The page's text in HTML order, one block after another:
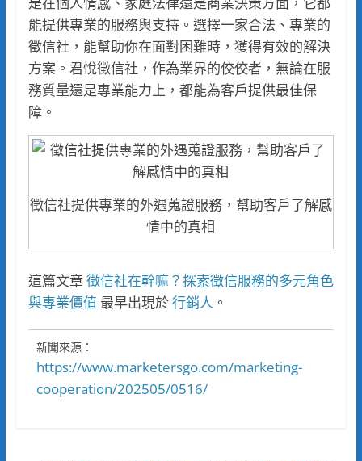
能提供專業的服務與支持。選擇一家合法、專業的
徵信社，能幫助你在面對困難時，獲得有效的解決
方案。君悅徵信社，作為業界的佼佼者，無論在服
務質量還是專業能力上，都能為客戶提供最佳保
障。
徵信社提供專業的外遇蒐證服務，幫助客戶了解感
情中的真相
這篇文章徵信社在幹嘛？探索徵信服務的多元角色
與專業價值 最早出現於行銷人 。
新聞來源：
https://www.marketersgo.com/marketing-
cooperation/202505/0516/